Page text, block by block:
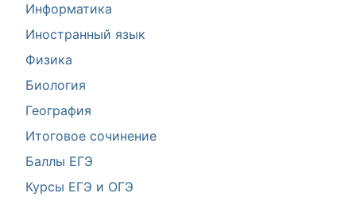
Информатика
Иностранный язык
Физика
Биология
География
Итоговое сочинение
Баллы ЕГЭ
Курсы ЕГЭ и ОГЭ